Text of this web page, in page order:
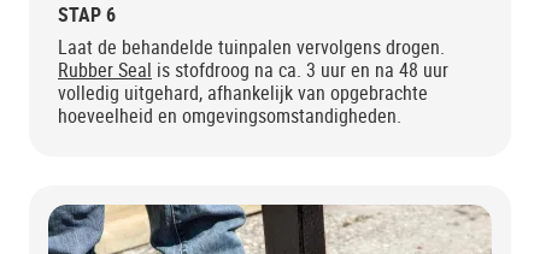
STAP 6
Laat de behandelde tuinpalen vervolgens drogen.
Rubber Seal is stofdroog na ca. 3 uur en na 48 uur
volledig uitgehard, afhankelijk van opgebrachte
hoeveelheid en omgevingsomstandigheden.